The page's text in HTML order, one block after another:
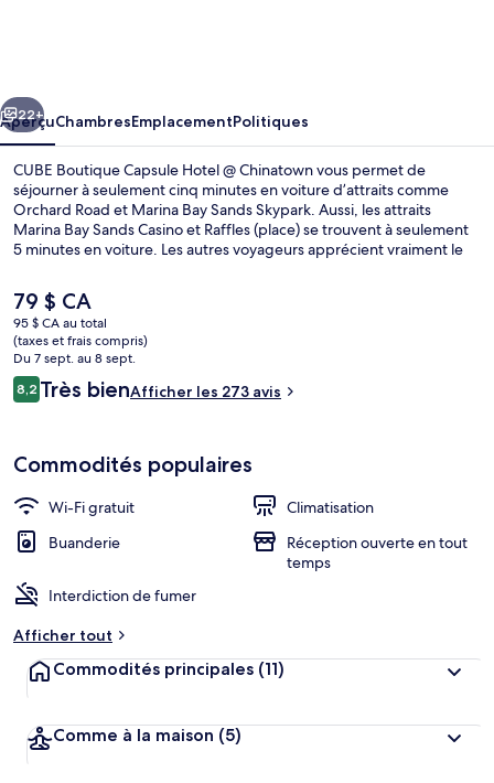
Hotel
@
Chinatown
Suivant
22+
AperçuChambresEmplacementPolitiques
CUBE Boutique Capsule Hotel @ Chinatown vous permet de
séjourner à seulement cinq minutes en voiture d’attraits comme
Orchard Road et Marina Bay Sands Skypark. Aussi, les attraits
Marina Bay Sands Casino et Raffles (place) se trouvent à seulement
5 minutes en voiture. Les autres voyageurs apprécient vraiment le
minutes de marche : Station Chinatown se trouve à 3 minutes et
Maxwell Station est à 5 minutes.
Le
prix
actuel
est
de 79 $ CA
79 $ CA
95 $ CA au total
(taxes et frais compris)
Du 7 sept. au 8 sept.
Avis
8,28,2 sur 10 –
Très bienAfficher les 273 avis
Commodités populaires
Wi-Fi gratuit
Climatisation
Buanderie
Réception ouverte en tout
temps
Interdiction de fumer
Afficher tout
Commodités principales (11)
Comme à la maison (5)